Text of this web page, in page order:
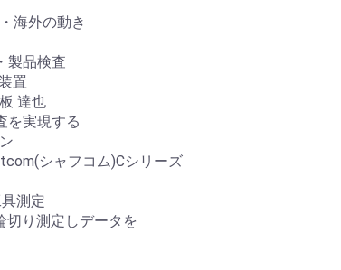
海外の動き
製品検査
置
達也
を実現する
シャフコム)Cシリーズ
測定
り測定しデータを